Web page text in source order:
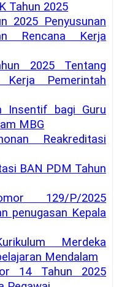
Tahun 2025
2025 Penyusunan
Rencana Kerja
2025 Tentang
Kerja Pemerintah
Insentif bagi Guru
MBG
Reakreditasi
BAN PDM Tahun
129/P/2025
penugasan Kepala
Merdeka
Mendalam
14 Tahun 2025